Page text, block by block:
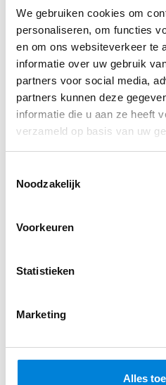
We gebruiken cookies om
personaliseren, om functies
en om ons websiteverkeer te
informatie over uw gebruik
partners voor social media,
partners kunnen deze
informatie die u aan ze heeft
verzameld op basis van uw
Noodzakelijk
Voorkeuren
Statistieken
Marketing
Alles
Door de opkomst van
warmtepompen en
het ontwerp…
Lees dit artikel
De techniek in
van Big Ass
In gesprek met Loek ten